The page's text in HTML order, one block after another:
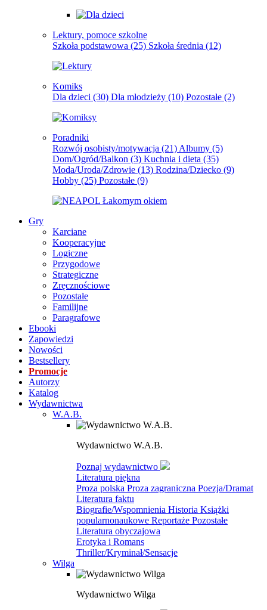
Lektury, pomoce szkolne
Szkoła podstawowa (25) Szkoła średnia (12)
Komiks
Dla dzieci (30) Dla młodzieży (10) Pozostałe (2)
Poradniki
Rozwój osobisty/motywacja (21) Albumy (5)
Dom/Ogród/Balkon (3) Kuchnia i dieta (35)
Moda/Uroda/Zdrowie (13) Rodzina/Dziecko (9)
Hobby (25) Pozostałe (9)
Gry
Karciane
Kooperacyjne
Logiczne
Przygodowe
Strategiczne
Zręcznościowe
Pozostałe
Familijne
Paragrafowe
Ebooki
Zapowiedzi
Nowości
Bestsellery
Promocje
Autorzy
Katalog
Wydawnictwa
W.A.B.
Wydawnictwo W.A.B.
Poznaj wydawnictwo
Literatura piękna
Proza polska Proza zagraniczna Poezja/Dramat
Literatura faktu
Biografie/Wspomnienia Historia Książki
popularnonaukowe Reportaże Pozostałe
Literatura obyczajowa
Erotyka i Romans
Thriller/Kryminał/Sensacje
Wilga
Wydawnictwo Wilga